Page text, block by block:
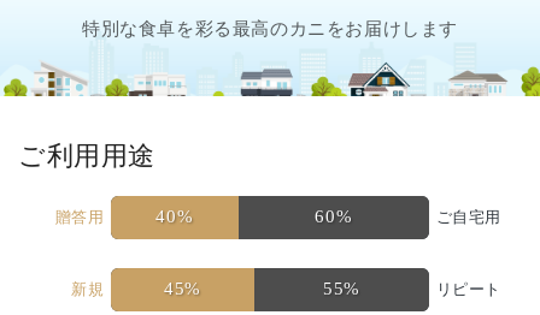
特別な食卓を彩る最高のカニをお届けします
ご利用用途
贈答用 40% 60% ご自宅用
新規 45% 55% リピート